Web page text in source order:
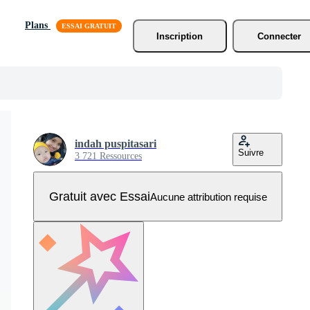
Plans
Inscription
Connecter
indah puspitasari
3 721 Ressources Suivre
Gratuit avec EssaiAucune attribution requise